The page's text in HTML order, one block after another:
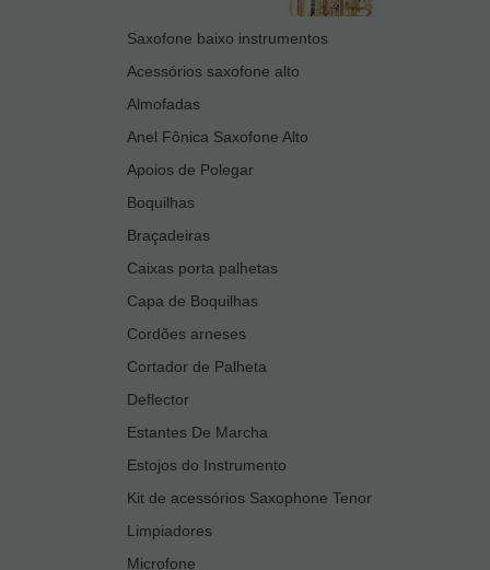
Saxofone baixo instrumentos
Acessórios saxofone alto
Almofadas
Anel Fônica Saxofone Alto
Apoios de Polegar
Boquilhas
Braçadeiras
Caixas porta palhetas
Capa de Boquilhas
Cordões arneses
Cortador de Palheta
Deflector
Estantes De Marcha
Estojos do Instrumento
Kit de acessórios Saxophone Tenor
Limpiadores
Microfone